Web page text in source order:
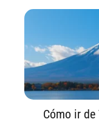
Cómo ir